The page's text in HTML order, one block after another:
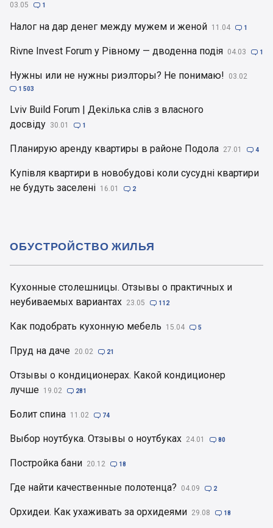
03.05  1
Налог на дар денег между мужем и женой 11.04  1
Rivne Invest Forum у Рівному — дводенна подія 04.03  1
Нужны или не нужны риэлторы? Не понимаю! 03.02
 1 503
Lviv Build Forum | Декілька слів з власного
досвіду 30.01  1
Планирую аренду квартиры в районе Подола 27.01  4
Купівля квартири в новобудові коли сусудні квартири
не будуть заселені 16.01  2
Кухонные столешницы. Отзывы о практичных и
неубиваемых вариантах 23.05  112
Как подобрать кухонную мебель 15.04  5
Пруд на даче 20.02  21
Отзывы о кондиционерах. Какой кондиционер
лучше 19.02  281
Болит спина 11.02  74
Выбор ноутбука. Отзывы о ноутбуках 24.01  80
Постройка бани 20.12  18
Где найти качественные полотенца? 04.09  2
Орхидеи. Как ухаживать за орхидеями 29.08  18
ОБУСТРОЙСТВО ЖИЛЬЯ